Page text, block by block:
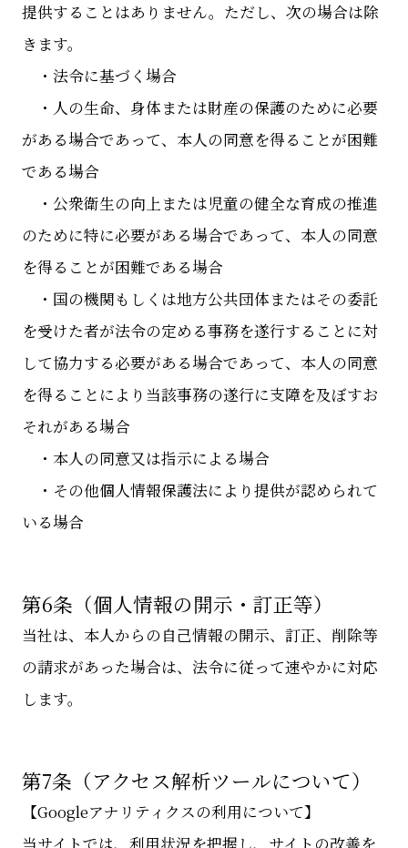
提供することはありません。ただし、次の場合は除
きます。
・法令に基づく場合
・人の生命、身体または財産の保護のために必要
がある場合であって、本人の同意を得ることが困難
である場合
・公衆衛生の向上または児童の健全な育成の推進
のために特に必要がある場合であって、本人の同意
を得ることが困難である場合
・国の機関もしくは地方公共団体またはその委託
を受けた者が法令の定める事務を遂行することに対
して協力する必要がある場合であって、本人の同意
を得ることにより当該事務の遂行に支障を及ぼすお
それがある場合
・本人の同意又は指示による場合
・その他個人情報保護法により提供が認められて
いる場合
第6条（個人情報の開示・訂正等）
当社は、本人からの自己情報の開示、訂正、削除等
の請求があった場合は、法令に従って速やかに対応
します。
第7条（アクセス解析ツールについて）
【Googleアナリティクスの利用について】
当サイトでは、利用状況を把握し、サイトの改善を